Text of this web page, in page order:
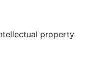
property